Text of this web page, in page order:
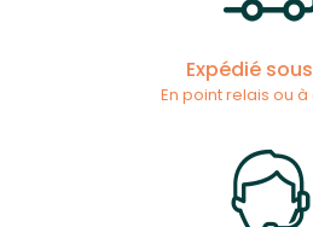
Expédié
En point relais ou